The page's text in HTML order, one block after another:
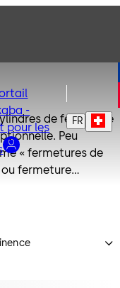
-
pour les
FR
de fermeture
Peu
« fermetures de
fermeture